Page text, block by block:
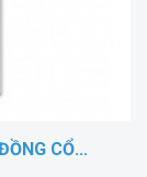
CỔ...